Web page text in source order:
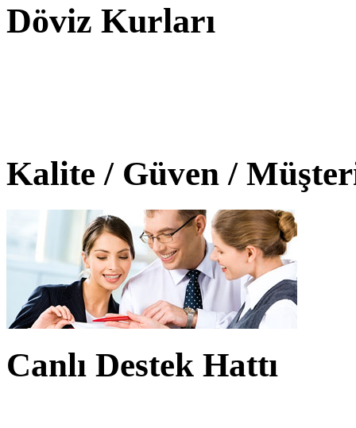
Döviz Kurları
Kalite / Güven /
Canlı Destek Hattı